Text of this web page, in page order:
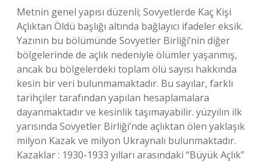
Metnin genel yapısı düzenli; Sovyetlerde Kaç Kişi
Açlıktan Öldü başlığı altında bağlayıcı ifadeler eksik.
Yazının bu bölümünde Sovyetler Birliği’nin diğer
bölgelerinde de açlık nedeniyle ölümler yaşanmış,
ancak bu bölgelerdeki toplam ölü sayısı hakkında
kesin bir veri bulunmamaktadır. Bu sayılar, farklı
tarihçiler tarafından yapılan hesaplamalara
dayanmaktadır ve kesinlik taşımayabilir. yüzyılın ilk
yarısında Sovyetler Birliği’nde açlıktan ölen yaklaşık
milyon Kazak ve milyon Ukraynalı bulunmaktadır.
Kazaklar : 1930-1933 yılları arasındaki “Büyük Açlık”